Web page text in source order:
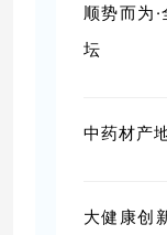
顺势而为
坛
中药材产
大健康创